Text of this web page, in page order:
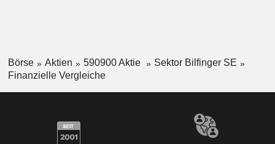
Börse Aktien 590900 Aktie
Sektor Bilfinger SE
Finanzielle Vergleiche